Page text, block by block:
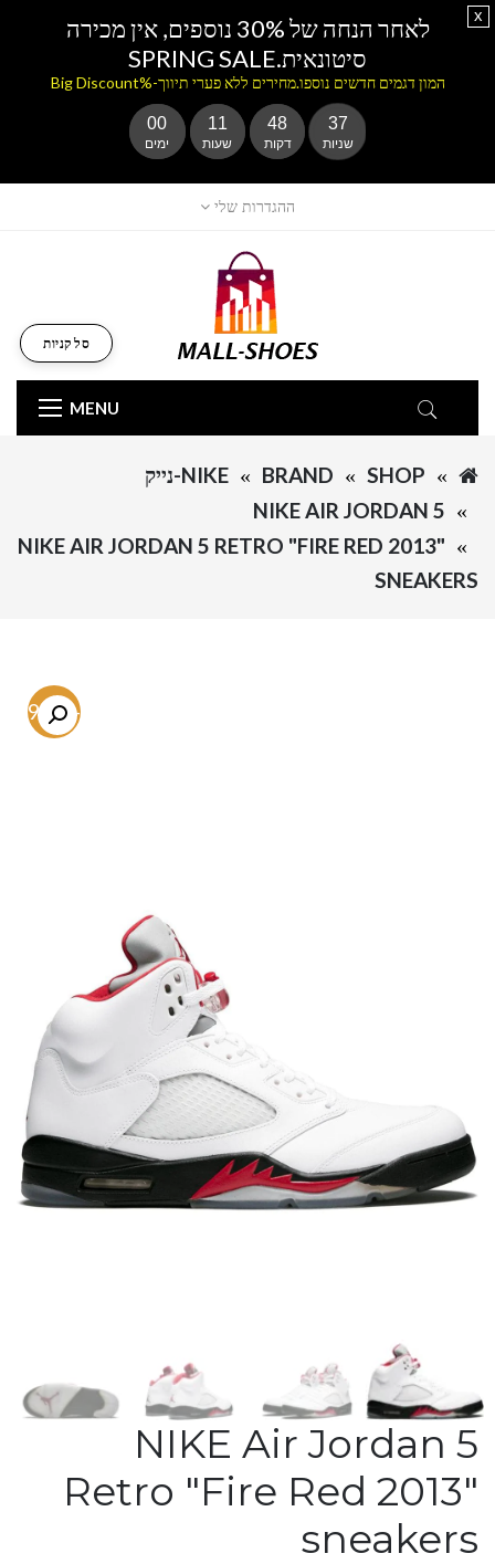
ההגדרות שלי
MENU
סל קניות
SHOP
BRAND
NIKE-נייק
NIKE AIR JORDAN 5
NIKE AIR JORDAN 5 RETRO "FIRE RED 2013"
SNEAKERS
-59.3%
NIKE Air Jordan 5
Retro "Fire Red 2013"
sneakers
לאחר הנחה של 30% נוספים, אין מכירה
סיטונאית.SPRING SALE
המון דגמים חדשים נוספו.מחירים ללא פערי תיווך-%Big Discount
00
ימים
11
שעות
48
דקות
37
שניות
x